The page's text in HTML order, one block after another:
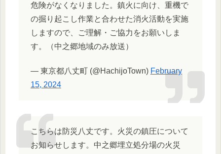
危険がなくなりました。鎮火に向け、重機で
の掘り起こし作業と合わせた消火活動を実施
しますので、ご理解・ご協力をお願いしま
す。（中之郷地域のみ放送）
— 東京都八丈町 (@HachijoTown) February
15, 2024
こちらは防災八丈です。火災の鎮圧について
お知らせします。中之郷埋立処分場の火災